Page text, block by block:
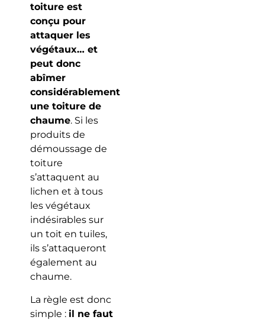
toiture est
conçu pour
attaquer les
végétaux… et
peut donc
abîmer
considérablement
une toiture de
chaume. Si les
produits de
démoussage de
toiture
s’attaquent au
lichen et à tous
les végétaux
indésirables sur
un toit en tuiles,
ils s’attaqueront
également au
chaume.
La règle est donc
simple : il ne faut